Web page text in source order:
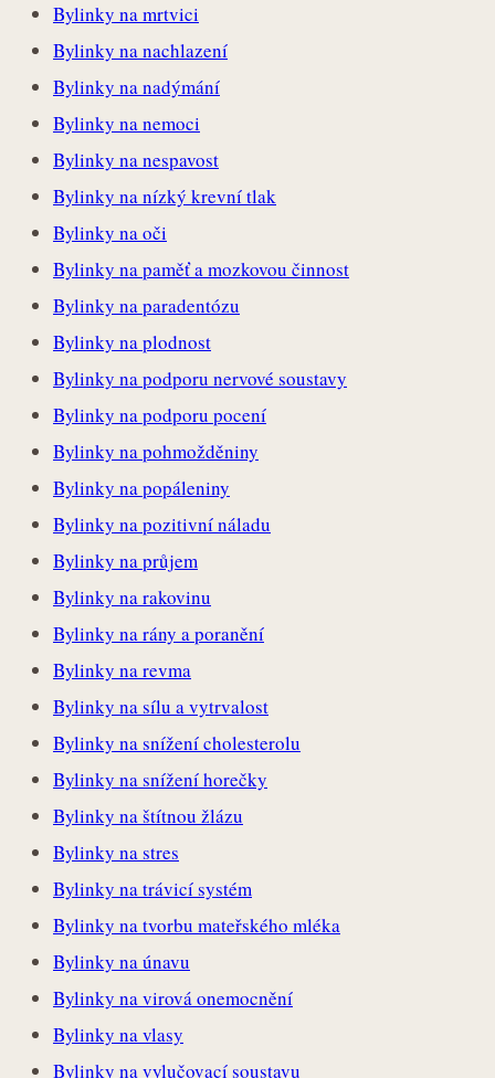
Bylinky na mrtvici
Bylinky na nachlazení
Bylinky na nadýmání
Bylinky na nemoci
Bylinky na nespavost
Bylinky na nízký krevní tlak
Bylinky na oči
Bylinky na paměť a mozkovou činnost
Bylinky na paradentózu
Bylinky na plodnost
Bylinky na podporu nervové soustavy
Bylinky na podporu pocení
Bylinky na pohmožděniny
Bylinky na popáleniny
Bylinky na pozitivní náladu
Bylinky na průjem
Bylinky na rakovinu
Bylinky na rány a poranění
Bylinky na revma
Bylinky na sílu a vytrvalost
Bylinky na snížení cholesterolu
Bylinky na snížení horečky
Bylinky na štítnou žlázu
Bylinky na stres
Bylinky na trávicí systém
Bylinky na tvorbu mateřského mléka
Bylinky na únavu
Bylinky na virová onemocnění
Bylinky na vlasy
Bylinky na vylučovací soustavu